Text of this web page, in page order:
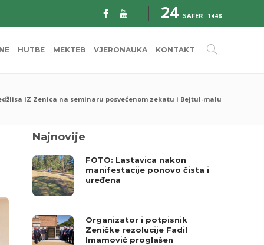
24 SAFER 1448
HUTBE MEKTEB VJERONAUKA KONTAKT
IZ Zenica na seminaru posvećenom zekatu i Bejtul-malu
Najnovije
FOTO: Lastavica nakon
manifestacije ponovo čista i
uređena
Organizator i potpisnik
Zeničke rezolucije Fadil
Imamović proglašen